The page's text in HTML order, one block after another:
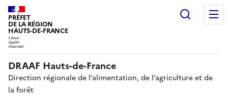
PRÉFET
DE LA RÉGION
HAUTS-DE-FRANCE
DRAAF Hauts-de-France
Direction régionale de l’alimentation, de l’agriculture et de
la forêt